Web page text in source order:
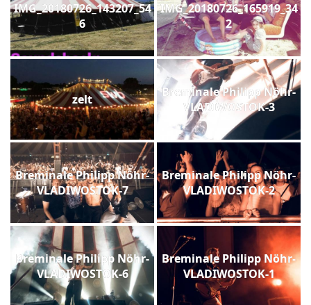
IMG_20180726_143207_54
6
IMG_20180726_165919_34
2
zelt
Breminale Philipp Nöhr-
VLADIWOSTOK-3
Breminale Philipp Nöhr-
VLADIWOSTOK-7
Breminale Philipp Nöhr-
VLADIWOSTOK-2
Breminale Philipp Nöhr-
VLADIWOSTOK-6
Breminale Philipp Nöhr-
VLADIWOSTOK-1